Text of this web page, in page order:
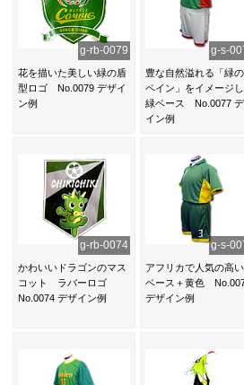
g-rb-0079
花を描いた美しい緑の盾
型ロゴ No.0079 デザイ
ン例
g-s-
豊な自然溢れる「緑の
ペイン」をイメージ
緑ベース No.0077
イン例
g-rb-0074
かわいいドラゴンのマス
コット ラバーロゴ
No.0074 デザイン例
g-s-
アフリカで人気の高
ベース＋黄色
デザイン例